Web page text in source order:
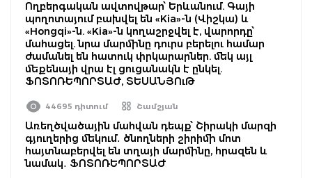
Ողբերգական ավտովթար՝ Երևանում. Գայի
պողոտայում բախվել են «Kia»-ն (Վիշկա) և
«Hongqi»-ն. «Kia»-ն կողաշրջվել է, վարորդը՝
մահացել. նրա մարմինը դուրս բերելու համար
ժամանել են հատուկ փրկարարներ. մեկ այլ
մեքենայի վրա էլ ցուցանակն է ընկել.
ՖՈՏՈՌԵՊՈՐՏԱԺ, ՏԵՍԱՆՅՈւԹ
44695 դիտում Շամշյան
Առեղծվածային մահվան դեպք՝ Շիրակի մարզի
գյուղերից մեկում․ ծնողների շիրիմի մոտ
հայտնաբերվել են տղայի մարմինը, հրազեն և
նամակ․ ՖՈՏՈՌԵՊՈՐՏԱԺ